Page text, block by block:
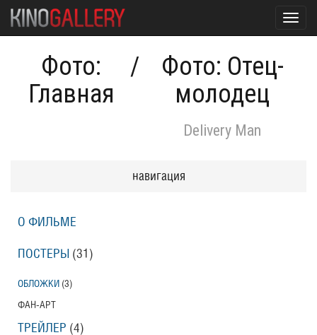
Фото:
Главная
/
Фото: Отец-
молодец
Delivery Man
навигация
О ФИЛЬМЕ
ПОСТЕРЫ (31)
ОБЛОЖКИ (3)
ФАН-АРТ
ТРЕЙЛЕР (4)